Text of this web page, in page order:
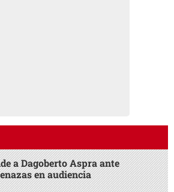
a Dagoberto Aspra ante
en audiencia